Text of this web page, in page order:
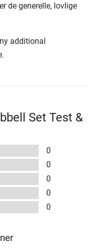
de generelle, lovlige
additional
Set Test &
0
0
0
0
0